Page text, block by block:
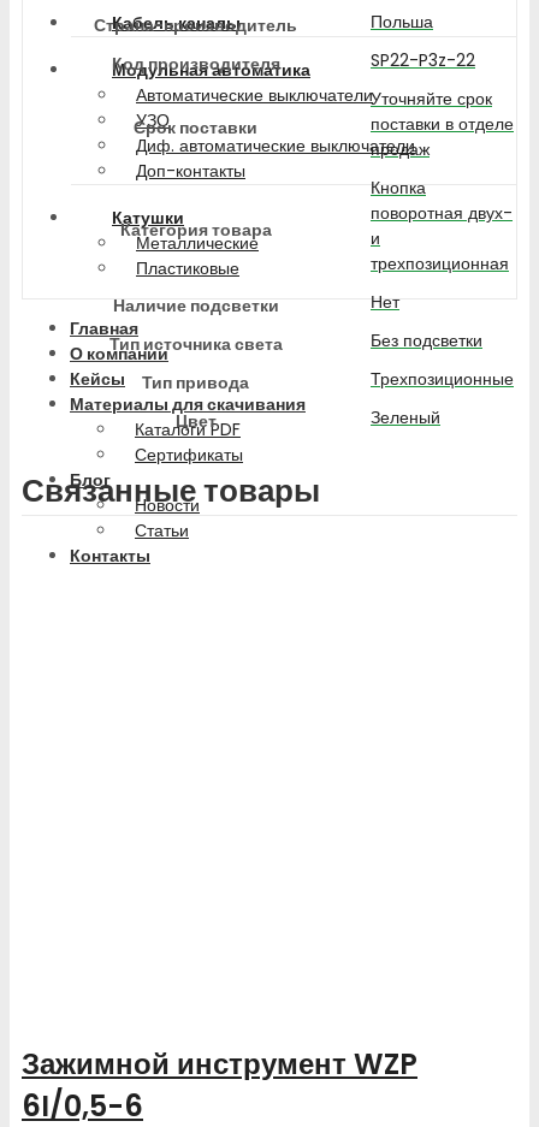
Кабель каналы
Модульная автоматика
Автоматические выключатели
УЗО
Диф. автоматические выключатели
Доп-контакты
Катушки
Металлические
Пластиковые
Главная
О компании
Кейсы
Материалы для скачивания
Каталоги PDF
Сертификаты
Блог
Новости
Статьи
Контакты
Страна-производитель
Польша
Код производителя
SP22-P3z-22
Срок поставки
Уточняйте срок
поставки в отделе
продаж
Категория товара
Кнопка
поворотная двух-
и
трехпозиционная
Наличие подсветки
Нет
Тип источника света
Без подсветки
Тип привода
Трехпозиционные
Цвет
Зеленый
Связанные товары
Зажимной инструмент WZP
6I/0,5-6